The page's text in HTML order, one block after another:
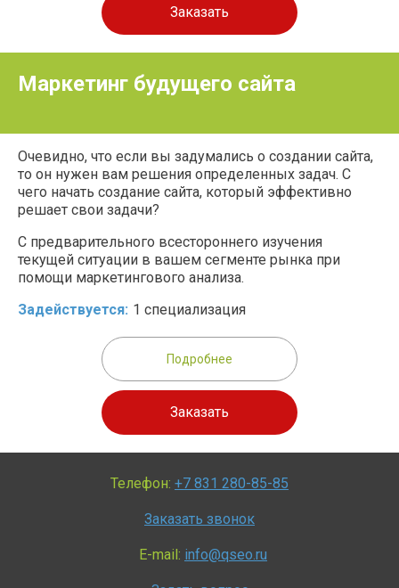
Заказать
Маркетинг будущего сайта
Очевидно, что если вы задумались о создании сайта,
то он нужен вам решения определенных задач. С
чего начать создание сайта, который эффективно
решает свои задачи?
С предварительного всестороннего изучения
текущей ситуации в вашем сегменте рынка при
помощи маркетингового анализа.
Задействуется: 1 специализация
Подробнее
Заказать
Телефон: +7 831 280-85-85
Заказать звонок
E-mail: info@qseo.ru